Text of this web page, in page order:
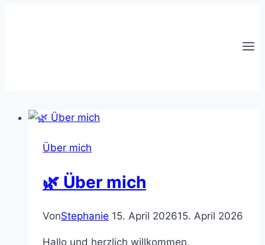
Über mich
🌿 Über mich
VonStephanie 15. April 202615. April 2026
Hallo und herzlich willkommen.